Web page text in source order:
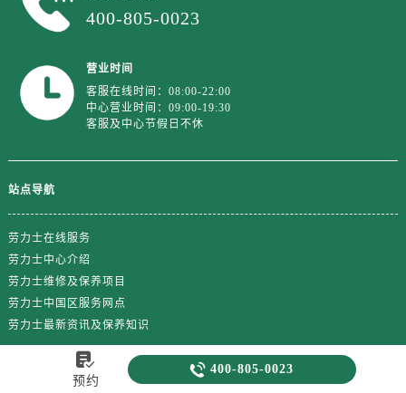
400-805-0023
营业时间
客服在线时间：08:00-22:00
中心营业时间：09:00-19:30
客服及中心节假日不休
站点导航
劳力士在线服务
劳力士中心介绍
劳力士维修及保养项目
劳力士中国区服务网点
劳力士最新资讯及保养知识

预约
 400-805-0023